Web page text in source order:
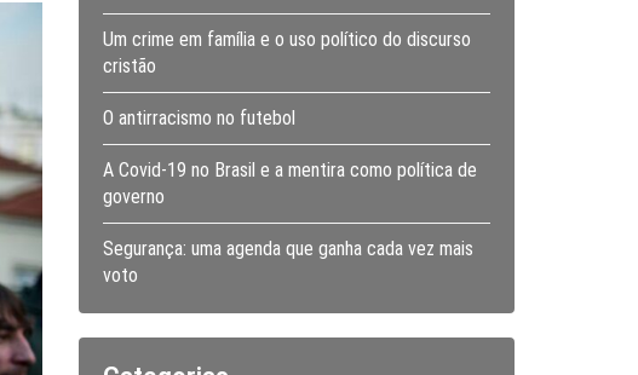
Um crime em família e o uso político do discurso
cristão
O antirracismo no futebol
A Covid-19 no Brasil e a mentira como política de
governo
Segurança: uma agenda que ganha cada vez mais
voto